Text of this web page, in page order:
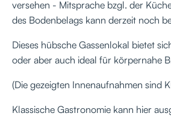
versehen - Mitsprache bzgl. der
des Bodenbelags kann derzeit noch
Dieses hübsche Gassenlokal bietet
oder aber auch ideal für körpernahe
(Die gezeigten Innenaufnahmen sind
Klassische Gastronomie kann hier